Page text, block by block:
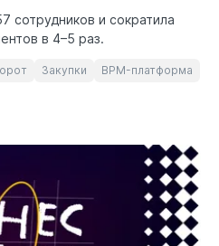
сотрудников и сократила
в 4–5 раз.
Закупки BPM-платформа